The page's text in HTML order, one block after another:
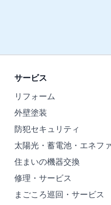
サービス
リフォーム
外壁塗装
防犯セキュリティ
太陽光・蓄電池・エネフ
住まいの機器交換
修理・サービス
まごころ巡回・サービス